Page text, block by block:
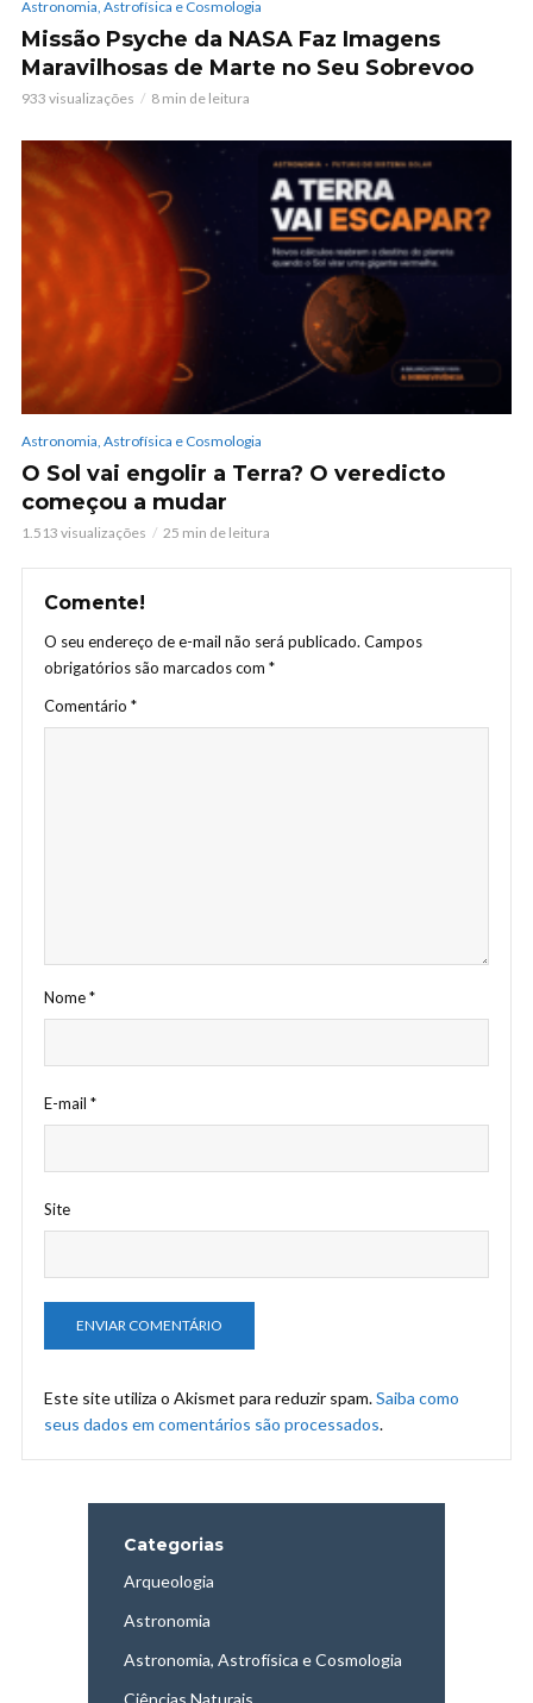
Astronomia, Astrofísica e Cosmologia
Missão Psyche da NASA Faz Imagens
Maravilhosas de Marte no Seu Sobrevoo
933 visualizações 8 min de leitura
Astronomia, Astrofísica e Cosmologia
O Sol vai engolir a Terra? O veredicto
começou a mudar
1.513 visualizações 25 min de leitura
Comente!
O seu endereço de e-mail não será publicado. Campos
obrigatórios são marcados com *
Comentário *
Nome*
E-mail *
Site
Este site utiliza o Akismet para reduzir spam.Saiba como
seus dados em comentários são processados.
Categorias
Arqueologia
Astronomia
Astronomia, Astrofísica e Cosmologia
Ciências Naturais